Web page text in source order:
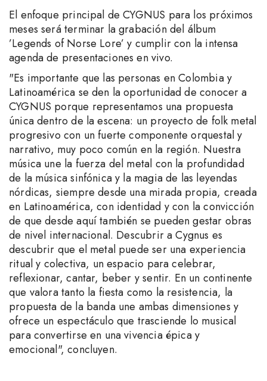
El enfoque principal de CYGNUS para los próximos
meses será terminar la grabación del álbum
’Legends of Norse Lore’ y cumplir con la intensa
agenda de presentaciones en vivo.
"Es importante que las personas en Colombia y
Latinoamérica se den la oportunidad de conocer a
CYGNUS porque representamos una propuesta
única dentro de la escena: un proyecto de folk metal
progresivo con un fuerte componente orquestal y
narrativo, muy poco común en la región. Nuestra
música une la fuerza del metal con la profundidad
de la música sinfónica y la magia de las leyendas
nórdicas, siempre desde una mirada propia, creada
en Latinoamérica, con identidad y con la convicción
de que desde aquí también se pueden gestar obras
de nivel internacional. Descubrir a Cygnus es
descubrir que el metal puede ser una experiencia
ritual y colectiva, un espacio para celebrar,
reflexionar, cantar, beber y sentir. En un continente
que valora tanto la fiesta como la resistencia, la
propuesta de la banda une ambas dimensiones y
ofrece un espectáculo que trasciende lo musical
para convertirse en una vivencia épica y
emocional", concluyen.